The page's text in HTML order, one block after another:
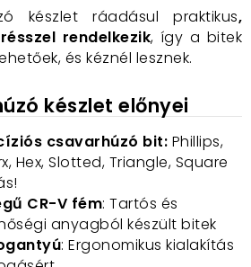
készlet ráadásul praktikus,
rendelkezik, így a bitek
és kéznél lesznek.
készlet előnyei
csavarhúzó bit: Phillips,
Hex, Slotted, Triangle, Square
CR-V fém: Tartós és
anyagból készült bitek
: Ergonomikus kialakítás